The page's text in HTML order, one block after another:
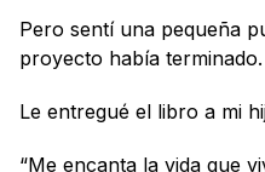
Pero sentí una pequeña
proyecto había terminado.
Le entregué el libro a mi
“Me encanta la vida que